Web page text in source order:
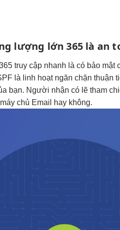
lượng lớn 365 là an
truy cập nhanh là có bảo mật
là linh hoạtngăn chặnthuận
bạn. Người nhận có lẽ tham
chủ Email hay không.